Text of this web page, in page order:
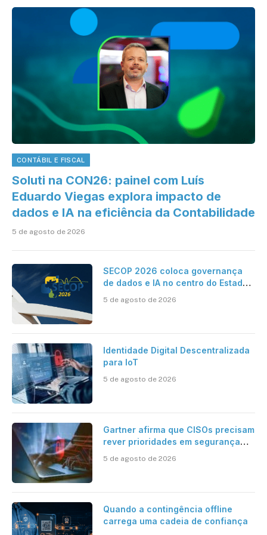
CONTÁBIL E FISCAL
Soluti na CON26: painel com Luís
Eduardo Viegas explora impacto de
dados e IA na eficiência da Contabilidade
5 de agosto de 2026
SECOP 2026 coloca governança
de dados e IA no centro do Estado
5 de agosto de 2026
Identidade Digital Descentralizada
para IoT
5 de agosto de 2026
Gartner afirma que CISOs precisam
rever prioridades em segurança
desafios impostos pela Inteligência
5 de agosto de 2026
Quando a contingência offline
carrega uma cadeia de confiança